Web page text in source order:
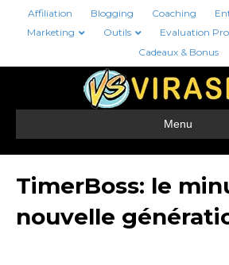
Affiliation Blogging Coaching
Marketing
Outils Evaluation
Cadeaux & Bonus
Menu
TimerBoss: le
nouvelle